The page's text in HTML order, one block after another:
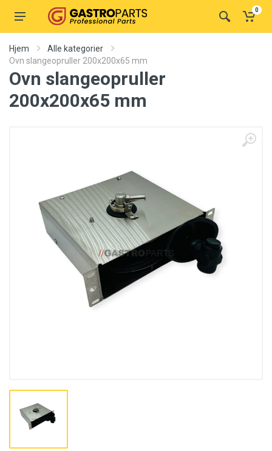
0
Hjem
Alle kategorier
Ovn slangeopruller 200x200x65 mm
Ovn slangeopruller
200x200x65 mm